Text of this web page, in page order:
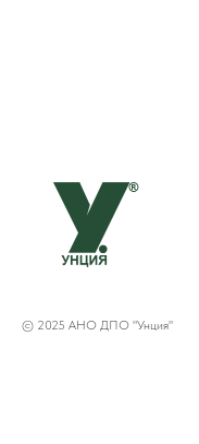
© 2025 АНО ДПО "Унция"